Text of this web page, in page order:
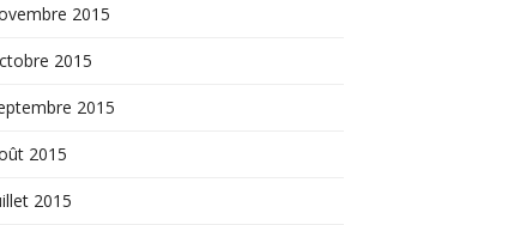
2015
2015
2015
2015
2015